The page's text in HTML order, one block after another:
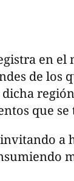
en el
de los
que se
a